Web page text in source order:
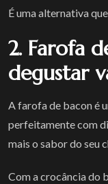
É uma alternativa
2. Farofa
degustar
A farofa de bacon é
perfeitamente com
mais o sabor do seu
Com a crocância do